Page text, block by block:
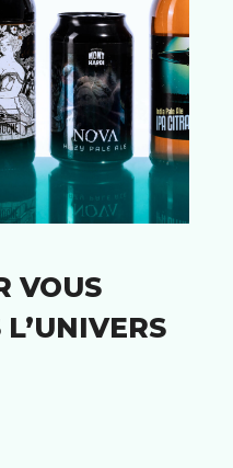
VOUS